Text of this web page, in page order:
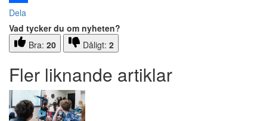
Dela
Vad tycker du om nyheten?
Bra: 20 Dåligt: 2
Fler liknande artiklar